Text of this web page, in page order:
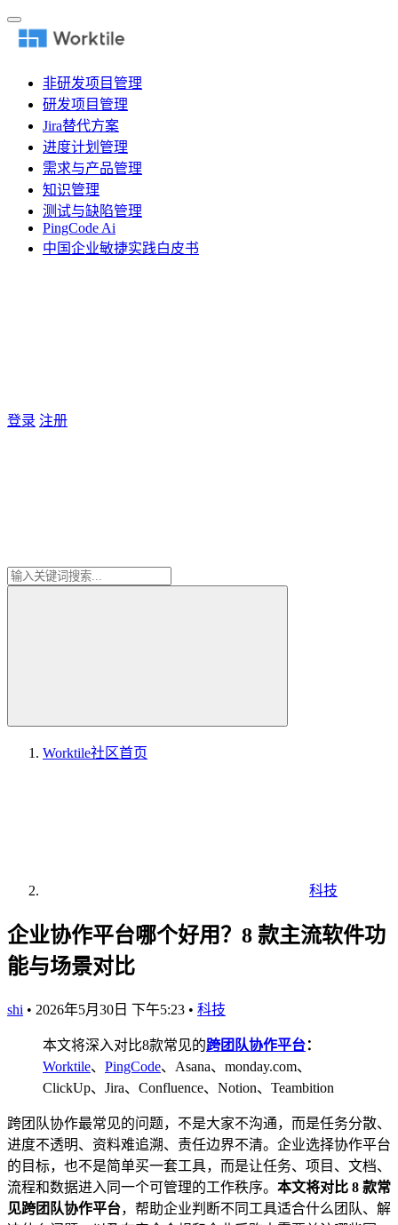
非研发项目管理
研发项目管理
Jira替代方案
进度计划管理
需求与产品管理
知识管理
测试与缺陷管理
PingCode Ai
中国企业敏捷实践白皮书
登录 注册
Worktile社区首页
科技
企业协作平台哪个好用？8 款主流软件功
能与场景对比
shi • 2026年5月30日 下午5:23 • 科技
本文将深入对比8款常见的跨团队协作平台：
Worktile、 PingCode、Asana、monday.com、
ClickUp、Jira、Confluence、Notion、Teambition
跨团队协作最常见的问题，不是大家不沟通，而是任务分散、
进度不透明、资料难追溯、责任边界不清。企业选择协作平台
的目标，也不是简单买一套工具，而是让任务、项目、文档、
流程和数据进入同一个可管理的工作秩序。 本文将对比 8 款常
见跨团队协作平台，帮助企业判断不同工具适合什么团队、解